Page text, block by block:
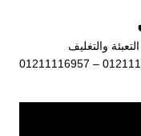
والتغليف
01211116954 – 01211116955 – 01211116956 – 01211116957